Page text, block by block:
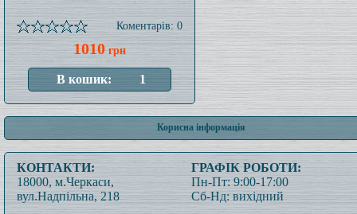
Коментарів: 0
1010 грн
Корисна інформація
КОНТАКТИ:
18000, м.Черкаси,
вул.Надпільна, 218
ГРАФІК РОБОТИ:
Пн-Пт: 9:00-17:00
Сб-Нд: вихідний